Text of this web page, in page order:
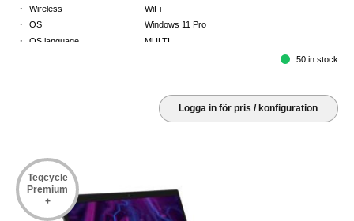
· Wireless WiFi
· OS Windows 11 Pro
· OS language MULTI
50 in stock
Logga in för pris / konfiguration
Teqcycle
Premium
+